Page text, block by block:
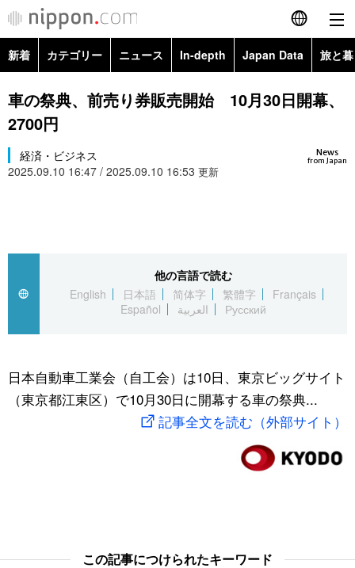
English
简体字
Русский
カテゴリー
国際
社会
文化
アーカイブ
Japan Data
旅と暮らし
動画/Live
Images
新着 カテゴリー ニュース In-depth Japan Data 旅と
政治・外交
経済・ビジネス
国際・海外
文化
科学・技術
暮らし
スポーツ・東京2020
Topics
車の祭典、前売り券販売開始 10月30日開幕、
2700円
News
from Japan
経済・ビジネス
2025.09.10 16:47 / 2025.09.10 16:53 更新
他の言語で読む
English
日本語 简体字 繁體字
Français
Español
العربية Русский
日本自動車工業会（自工会）は10日、東京ビッグサイト
（東京都江東区）で10月30日に開幕する車の祭典...
記事全文を読む（外部サイト）
この記事につけられたキーワード